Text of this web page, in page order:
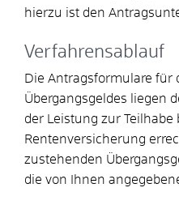
hierzu ist den
Verfahrensablauf
Die Antragsformulare für
Übergangsgeldes liegen
der Leistung zur Teilhabe
Rentenversicherung
zustehenden
die von Ihnen